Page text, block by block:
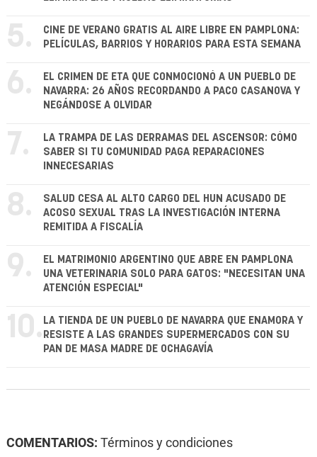
5.
CINE DE VERANO GRATIS AL AIRE LIBRE EN PAMPLONA:
PELÍCULAS, BARRIOS Y HORARIOS PARA ESTA SEMANA
6.
EL CRIMEN DE ETA QUE CONMOCIONÓ A UN PUEBLO DE
NAVARRA: 26 AÑOS RECORDANDO A PACO CASANOVA Y
NEGÁNDOSE A OLVIDAR
7.
LA TRAMPA DE LAS DERRAMAS DEL ASCENSOR: CÓMO
SABER SI TU COMUNIDAD PAGA REPARACIONES
INNECESARIAS
8.
SALUD CESA AL ALTO CARGO DEL HUN ACUSADO DE
ACOSO SEXUAL TRAS LA INVESTIGACIÓN INTERNA
REMITIDA A FISCALÍA
9.
EL MATRIMONIO ARGENTINO QUE ABRE EN PAMPLONA
UNA VETERINARIA SOLO PARA GATOS: "NECESITAN UNA
ATENCIÓN ESPECIAL"
10. LA TIENDA DE UN PUEBLO DE NAVARRA QUE ENAMORA Y
RESISTE A LAS GRANDES SUPERMERCADOS CON SU
PAN DE MASA MADRE DE OCHAGAVÍA
COMENTARIOS: Términos y condiciones